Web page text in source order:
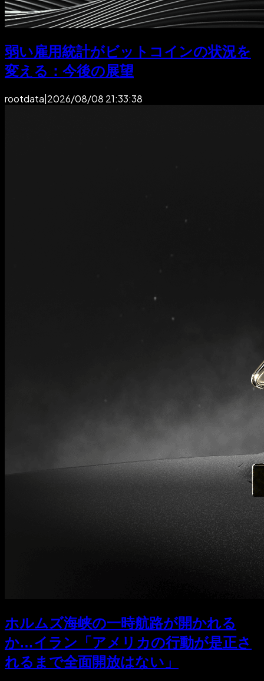
弱い雇用統計がビットコインの状況を
変える：今後の展望
rootdata 2026/08/08 21:33:38
ホルムズ海峡の一時航路が開かれる
か…イラン「アメリカの行動が是正さ
れるまで全面開放はない」